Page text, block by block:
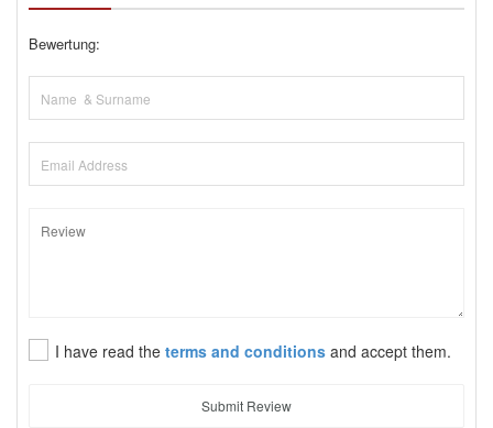
Bewertung:
I have read the terms and conditions and accept them.
Submit Review